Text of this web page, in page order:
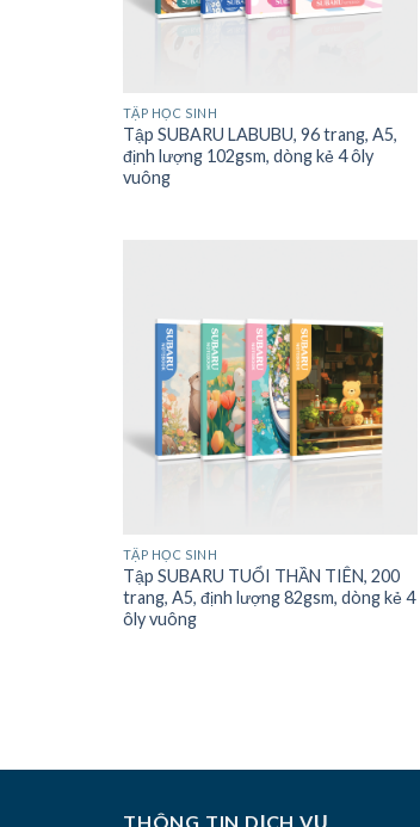
TẬP HỌC SINH
Tập SUBARU LABUBU, 96 trang, A5,
định lượng 102gsm, dòng kẻ 4 ôly
vuông
TẬP HỌC SINH
Tập SUBARU TUỔI THẦN TIÊN, 200
trang, A5, định lượng 82gsm, dòng kẻ 4
ôly vuông
THÔNG TIN DỊCH VỤ